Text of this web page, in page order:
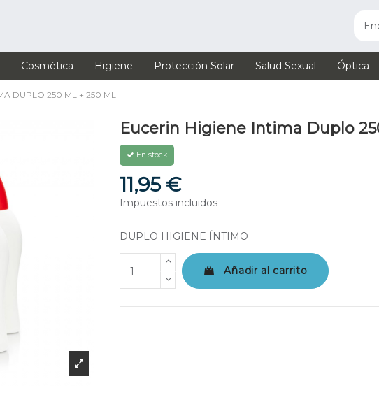
Cosmética Higiene Protección Solar Salud Sexual Óptica
DUPLO 250 ML + 250 ML
Eucerin Higiene Intima Duplo
En stock
11,95 €
Impuestos incluidos
DUPLO HIGIENE ÍNTIMO
Añadir al carrito